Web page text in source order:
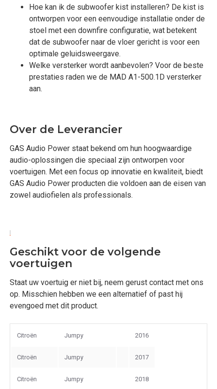
Hoe kan ik de subwoofer kist installeren? De kist is
ontworpen voor een eenvoudige installatie onder de
stoel met een downfire configuratie, wat betekent
dat de subwoofer naar de vloer gericht is voor een
optimale geluidsweergave.
Welke versterker wordt aanbevolen? Voor de beste
prestaties raden we de MAD A1-500.1D versterker
aan.
Over de Leverancier
GAS Audio Power staat bekend om hun hoogwaardige
audio-oplossingen die speciaal zijn ontworpen voor
voertuigen. Met een focus op innovatie en kwaliteit, biedt
GAS Audio Power producten die voldoen aan de eisen van
zowel audiofielen als professionals.
Geschikt voor de volgende
voertuigen
Staat uw voertuig er niet bij, neem gerust contact met ons
op. Misschien hebben we een alternatief of past hij
evengoed met dit product.
Citroën Jumpy 2016
Citroën Jumpy 2017
Citroën Jumpy 2018